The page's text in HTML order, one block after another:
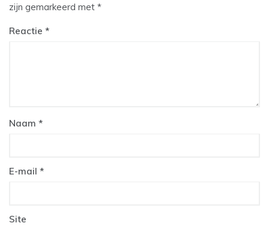
zijn gemarkeerd met *
Reactie
Naam *
E-mail *
Site